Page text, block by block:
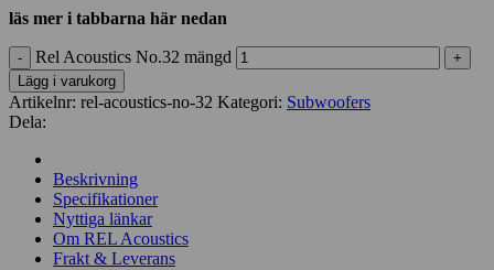
läs mer i tabbarna här nedan
Rel Acoustics No.32 mängd
Lägg i varukorg
Artikelnr: rel-acoustics-no-32 Kategori: Subwoofers
Dela:
Beskrivning
Specifikationer
Nyttiga länkar
Om REL Acoustics
Frakt & Leverans